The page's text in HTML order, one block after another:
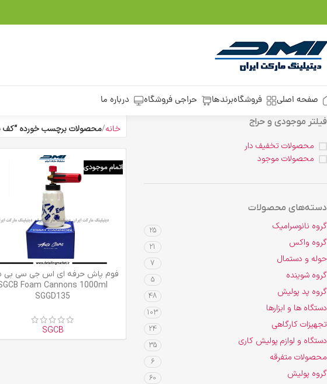
صفحه اصلی فروشگاهبرندها حراجی فروشگاه درباره ما
فیلتر موجودی و حراج
محصولات تخفیف دار
محصولات موجود
دسته‌های محصولات
گروه نانوسرامیک 25
گروه واکس 21
حوله و دستمال 7
گروه شوینده 5
گروه پد پولیش 48
دستگاه ها و ابزارها 103
تجهیزات کارگاهی 24
دستگاه و لوازم پولیش کاری 35
محصولات متفرقه 6
گروه پولیش 60
خانه محصولات برچسب خورده
اتمام موجودی
اطلاعات بیشتر
فوم پاش حرفه ای اس جی سی بی
Foam Cannons 1000ml
SGGD135
SGCB